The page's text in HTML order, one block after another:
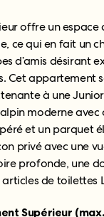
offre un espace
ce qui en fait un
d’amis désirant
Cet appartement
à une
moderne avec
et un parquet
privé avec une
profonde, une
de toilettes
Supérieur